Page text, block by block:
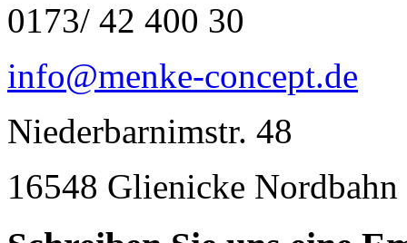
0173/ 42 400 30
info@menke-concept.de
Niederbarnimstr. 48
16548 Glienicke Nordbahn